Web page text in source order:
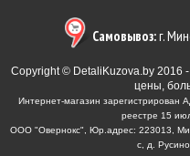
Самовывоз:г.
Copyright © DetaliKuzova.by 2016
цены,
Интернет-магазин зарегистрирован
реестре 15
ООО "Овернокс", Юр.адрес: 223013,
с, д.